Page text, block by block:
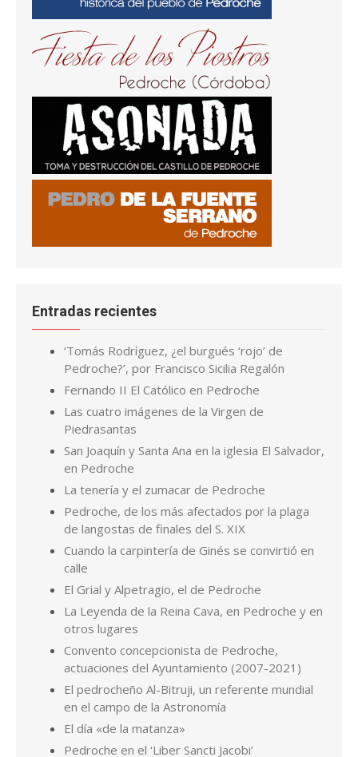
Entradas recientes
‘Tomás Rodríguez, ¿el burgués ‘rojo’ de
Pedroche?’, por Francisco Sicilia Regalón
Fernando II El Católico en Pedroche
Las cuatro imágenes de la Virgen de
Piedrasantas
San Joaquín y Santa Ana en la iglesia El Salvador,
en Pedroche
La tenería y el zumacar de Pedroche
Pedroche, de los más afectados por la plaga
de langostas de finales del S. XIX
Cuando la carpintería de Ginés se convirtió en
calle
El Grial y Alpetragio, el de Pedroche
La Leyenda de la Reina Cava, en Pedroche y en
otros lugares
Convento concepcionista de Pedroche,
actuaciones del Ayuntamiento (2007-2021)
El pedrocheño Al-Bitruji, un referente mundial
en el campo de la Astronomía
El día «de la matanza»
Pedroche en el ‘Liber Sancti Jacobi’